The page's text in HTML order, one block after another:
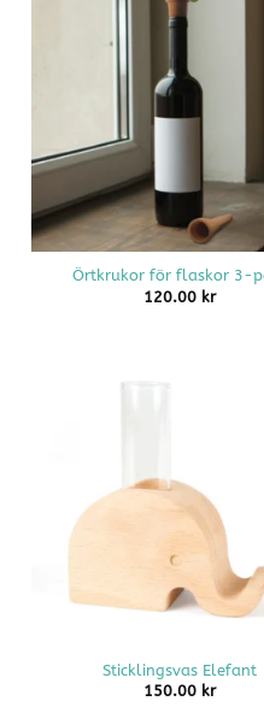
+
Örtkrukor för flaskor 3-
120.00 kr
Sticklingsvas Elefant
150.00 kr